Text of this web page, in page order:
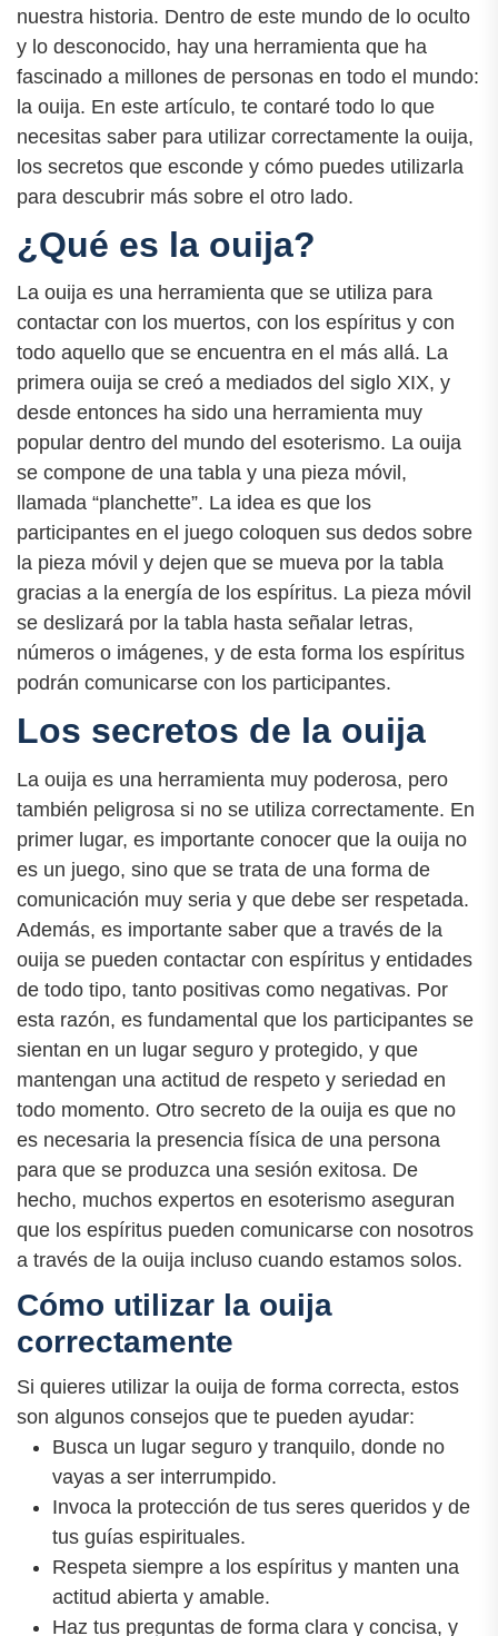
nuestra historia. Dentro de este mundo de lo oculto
y lo desconocido, hay una herramienta que ha
fascinado a millones de personas en todo el mundo:
la ouija. En este artículo, te contaré todo lo que
necesitas saber para utilizar correctamente la ouija,
los secretos que esconde y cómo puedes utilizarla
para descubrir más sobre el otro lado.
¿Qué es la ouija?
La ouija es una herramienta que se utiliza para
contactar con los muertos, con los espíritus y con
todo aquello que se encuentra en el más allá. La
primera ouija se creó a mediados del siglo XIX, y
desde entonces ha sido una herramienta muy
popular dentro del mundo del esoterismo. La ouija
se compone de una tabla y una pieza móvil,
llamada “planchette”. La idea es que los
participantes en el juego coloquen sus dedos sobre
la pieza móvil y dejen que se mueva por la tabla
gracias a la energía de los espíritus. La pieza móvil
se deslizará por la tabla hasta señalar letras,
números o imágenes, y de esta forma los espíritus
podrán comunicarse con los participantes.
Los secretos de la ouija
La ouija es una herramienta muy poderosa, pero
también peligrosa si no se utiliza correctamente. En
primer lugar, es importante conocer que la ouija no
es un juego, sino que se trata de una forma de
comunicación muy seria y que debe ser respetada.
Además, es importante saber que a través de la
ouija se pueden contactar con espíritus y entidades
de todo tipo, tanto positivas como negativas. Por
esta razón, es fundamental que los participantes se
sientan en un lugar seguro y protegido, y que
mantengan una actitud de respeto y seriedad en
todo momento. Otro secreto de la ouija es que no
es necesaria la presencia física de una persona
para que se produzca una sesión exitosa. De
hecho, muchos expertos en esoterismo aseguran
que los espíritus pueden comunicarse con nosotros
a través de la ouija incluso cuando estamos solos.
Cómo utilizar la ouija
correctamente
Si quieres utilizar la ouija de forma correcta, estos
son algunos consejos que te pueden ayudar:
Busca un lugar seguro y tranquilo, donde no
vayas a ser interrumpido.
Invoca la protección de tus seres queridos y de
tus guías espirituales.
Respeta siempre a los espíritus y manten una
actitud abierta y amable.
Haz tus preguntas de forma clara y concisa, y